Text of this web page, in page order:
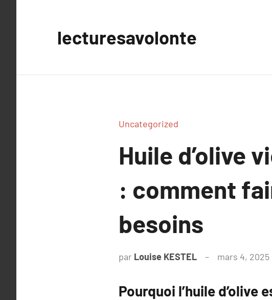
lecturesavolonte
Uncategorized
Huile d’olive
: comment
besoins
par Louise KESTEL mars 4, 2025
Pourquoi l’huile d’olive